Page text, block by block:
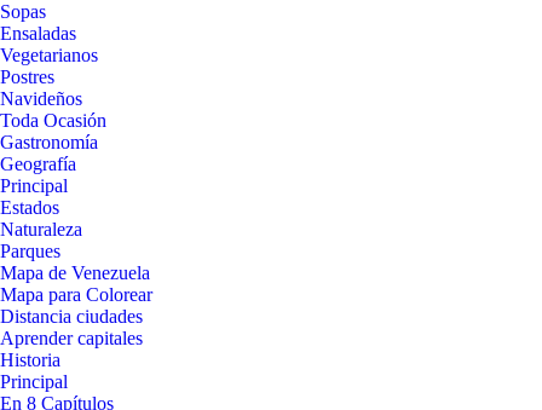
Sopas
Ensaladas
Vegetarianos
Postres
Navideños
Toda Ocasión
Gastronomía
Geografía
Principal
Estados
Naturaleza
Parques
Mapa de Venezuela
Mapa para Colorear
Distancia ciudades
Aprender capitales
Historia
Principal
En 8 Capítulos